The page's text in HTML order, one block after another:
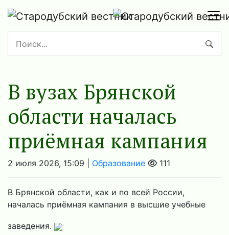
В вузах Брянской
области началась
приёмная кампания
2 июля 2026, 15:09 | Образование 111
В Брянской области, как и по всей России,
началась приёмная кампания в высшие учебные
заведения.